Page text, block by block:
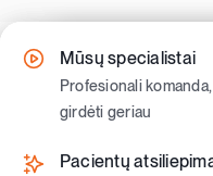
to
content
Kaip gauti klausos
Sužinokite kaip
kompensacija ir gauti
Klausos nusilpimo
Atpažinkite
pradėkite veikti laiku.
Klausos nusilpimo
Mūsų specialistai
Profesionali
girdėti geriau
Pacientų